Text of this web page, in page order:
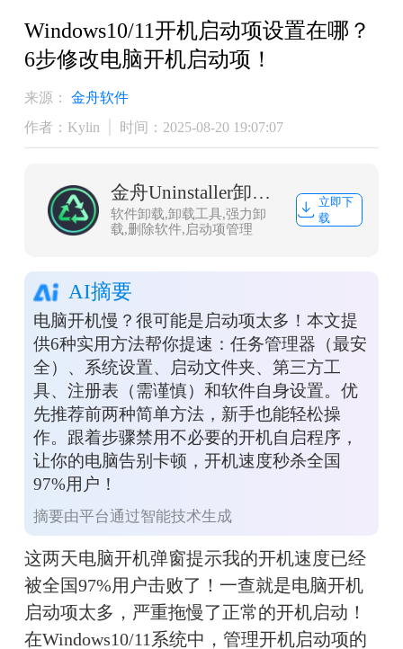
Windows10/11开机启动项设置在哪？
6步修改电脑开机启动项！
来源：
金舟软件
作者：Kylin
时间：2025-08-20 19:07:07
金舟Uninstaller卸载工具
软件卸载,卸载工具,强力卸
载,删除软件,启动项管理
立即下
载
AI摘要
电脑开机慢？很可能是启动项太多！本文提
供6种实用方法帮你提速：任务管理器（最安
全）、系统设置、启动文件夹、第三方工
具、注册表（需谨慎）和软件自身设置。优
先推荐前两种简单方法，新手也能轻松操
作。跟着步骤禁用不必要的开机自启程序，
让你的电脑告别卡顿，开机速度秒杀全国
97%用户！
摘要由平台通过智能技术生成
这两天电脑开机弹窗提示我的开机速度已经
被全国97%用户击败了！一查就是电脑开机
启动项太多，严重拖慢了正常的开机启动！
在Windows10/11系统中，管理开机启动项的